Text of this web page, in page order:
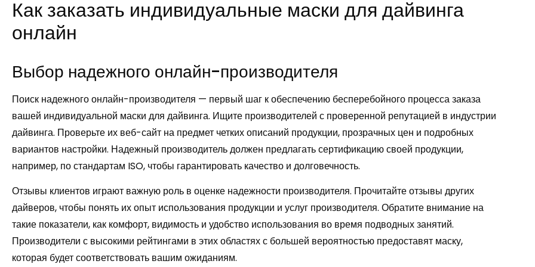
Как заказать индивидуальные маски для дайвинга
онлайн
Выбор надежного онлайн-производителя
Поиск надежного онлайн-производителя — первый шаг к обеспечению бесперебойного процесса заказа
вашей индивидуальной маски для дайвинга. Ищите производителей с проверенной репутацией в индустрии
дайвинга. Проверьте их веб-сайт на предмет четких описаний продукции, прозрачных цен и подробных
вариантов настройки. Надежный производитель должен предлагать сертификацию своей продукции,
например, по стандартам ISO, чтобы гарантировать качество и долговечность.
Отзывы клиентов играют важную роль в оценке надежности производителя. Прочитайте отзывы других
дайверов, чтобы понять их опыт использования продукции и услуг производителя. Обратите внимание на
такие показатели, как комфорт, видимость и удобство использования во время подводных занятий.
Производители с высокими рейтингами в этих областях с большей вероятностью предоставят маску,
которая будет соответствовать вашим ожиданиям.